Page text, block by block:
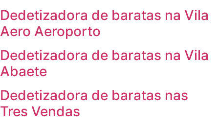
Dedetizadora de baratas na Vila
Aero Aeroporto
Dedetizadora de baratas na Vila
Abaete
Dedetizadora de baratas nas
Tres Vendas